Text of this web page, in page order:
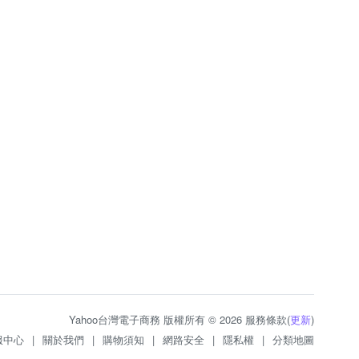
Yahoo台灣電子商務 版權所有 © 2026 服務條款(更新)
中心 | 關於我們 | 購物須知 | 網路安全 | 隱私權 | 分類地圖